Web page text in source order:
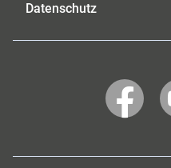
Datenschutz
auf